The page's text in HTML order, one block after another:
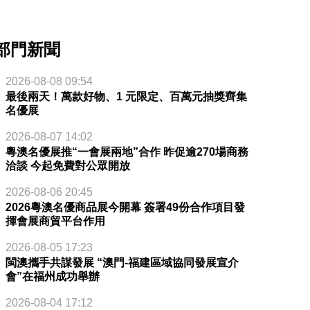
門新聞
2026-08-08 09:54
最後兩天！萬款好物、1 元限定、百萬元抽獎齊集
名優展
2026-08-07 14:02
粵澳名優展推“一會展兩地”合作 昨促逾270場商務
洽談 今起免費對公眾開放
2026-08-06 20:45
2026粵澳名優商品展今開幕 簽署49份合作項目發
揮會展商貿平台作用
2026-08-05 17:23
閩澳攜手共謀發展 “澳門-福建區域協同發展宣介
會”在福州成功舉辦
2026-08-04 17:12